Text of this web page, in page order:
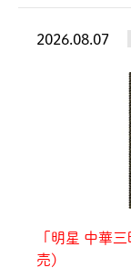
2026.08.07
「明星 中華
売)